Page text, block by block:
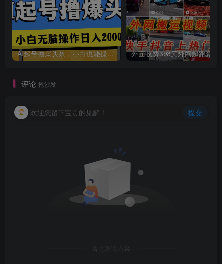
AI起号撸爆头条，小白也能操作，日入2000+
评论 抢沙发
欢迎您留下宝贵的见解！ 提交
暂无评论内容